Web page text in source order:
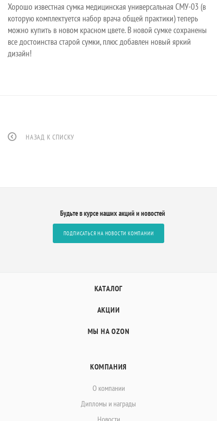
Хорошо известная сумка медицинская универсальная СМУ-03 (в
которую комплектуется набор врача общей практики) теперь
можно купить в новом красном цвете. В новой сумке сохранены
все достоинства старой сумки, плюс добавлен новый яркий
дизайн!
НАЗАД К СПИСКУ
Будьте в курсе наших акций и новостей
ПОДПИСАТЬСЯ НА НОВОСТИ КОМПАНИИ
КАТАЛОГ
АКЦИИ
МЫ НА OZON
КОМПАНИЯ
О компании
Дипломы и награды